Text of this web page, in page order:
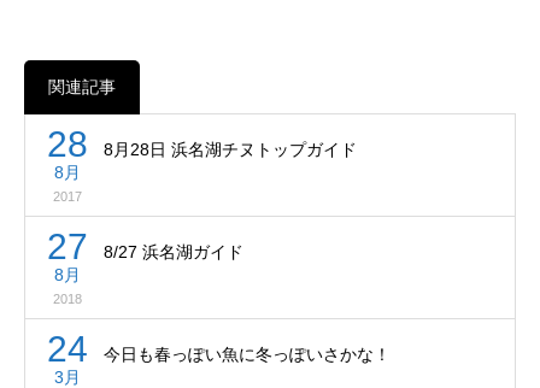
関連記事
28
8月
2017
8月28日 浜名湖チヌトップガイド
27
8月
2018
8/27 浜名湖ガイド
24
3月
今日も春っぽい魚に冬っぽいさかな！